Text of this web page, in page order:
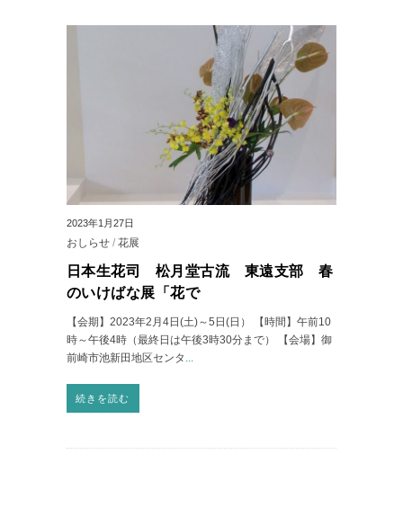
2023年1月27日
おしらせ / 花展
日本生花司 松月堂古流 東遠支部 春
のいけばな展「花で
【会期】2023年2月4日(土)～5日(日） 【時間】午前10
時～午後4時（最終日は午後3時30分まで） 【会場】御
前崎市池新田地区センタ ...
続きを読む